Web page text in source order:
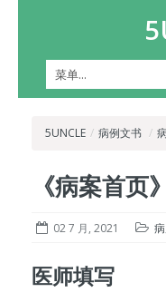
5UNCLE / 病例文书 /
《病案首页
02 7 月, 2021
医师填写